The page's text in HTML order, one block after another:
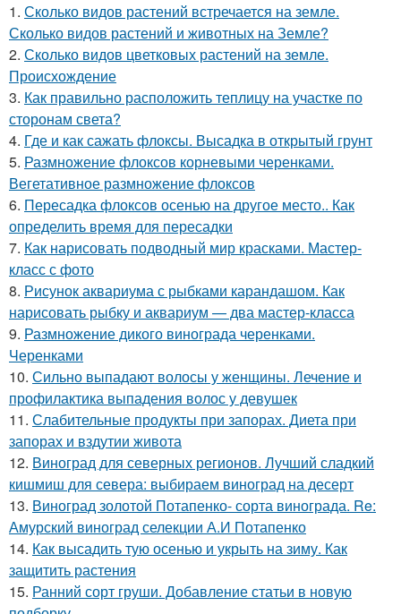
1. Сколько видов растений встречается на земле.
Сколько видов растений и животных на Земле?
2. Сколько видов цветковых растений на земле.
Происхождение
3. Как правильно расположить теплицу на участке по
сторонам света?
4. Где и как сажать флоксы. Высадка в открытый грунт
5. Размножение флоксов корневыми черенками.
Вегетативное размножение флоксов
6. Пересадка флоксов осенью на другое место.. Как
определить время для пересадки
7. Как нарисовать подводный мир красками. Мастер-
класс с фото
8. Рисунок аквариума с рыбками карандашом. Как
нарисовать рыбку и аквариум — два мастер-класса
9. Размножение дикого винограда черенками.
Черенками
10. Сильно выпадают волосы у женщины. Лечение и
профилактика выпадения волос у девушек
11. Слабительные продукты при запорах. Диета при
запорах и вздутии живота
12. Виноград для северных регионов. Лучший сладкий
кишмиш для севера: выбираем виноград на десерт
13. Виноград золотой Потапенко- сорта винограда. Re:
Амурский виноград селекции А.И Потапенко
14. Как высадить тую осенью и укрыть на зиму. Как
защитить растения
15. Ранний сорт груши. Добавление статьи в новую